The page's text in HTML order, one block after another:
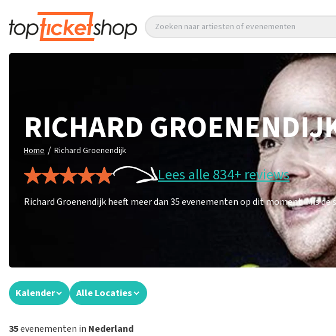
Zoeken naar artiesten of evenementen
RICHARD
Home / Richard Groenendijk
Lees alle 834+ reviews
Richard Groenendijk heeft meer dan 35 evenementen op dit moment. Mis
Kalender Alle Locaties
35evenementen in Nederland